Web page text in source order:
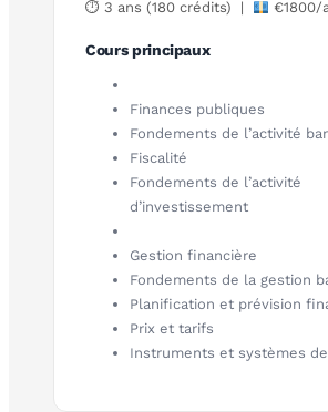
⏱ 3 ans (180 crédits) |
Cours principaux
Finances publiques
Fondements de l’activité
Fiscalité
Fondements de l’activité
d’investissement
Gestion financière
Fondements de la gestion
Planification et prévision
Prix et tarifs
Instruments et systèmes